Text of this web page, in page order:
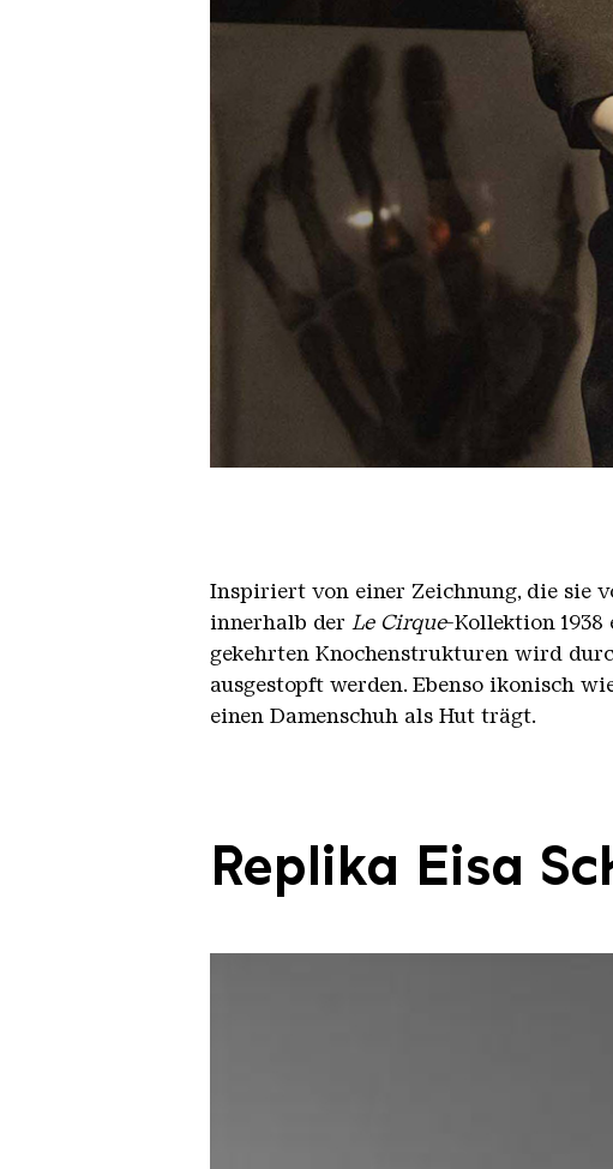
Vorl v2. Schiaparelle Kleid
Inspiriert von einer Zeichnung, die sie
innerhalb der Le Cirque-Kollektion
gekehrten Knochenstrukturen wird
ausgestopft werden. Ebenso ikonisch
einen Damenschuh als Hut trägt.
Replika Eisa